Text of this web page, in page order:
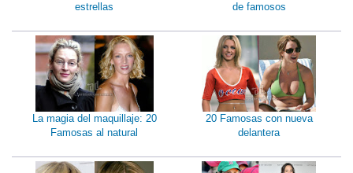
estrellas
de famosos
La magia del maquillaje: 20
Famosas al natural
20 Famosas con nueva
delantera